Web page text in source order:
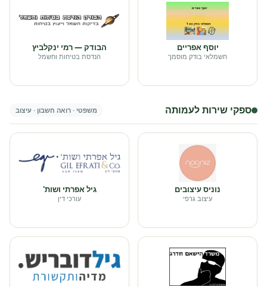
יוסף אפריים
חשמלאי בודק מוסמך
הבודק — רמי ינקלביץ
הנדסת בטיחות וחשמל
ספקי שירות לעמותה משפטי · רואה חשבון · עיצוב
נוניס עיצובים
עיצוב גרפי
גיל אפרתי ושות'
עורכי דין